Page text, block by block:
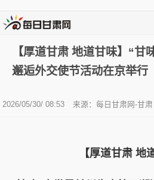
【厚道甘肃 地道甘味】“甘
邂逅外交使节活动在京举行
2026/05/30/ 08:53 来源：每日甘肃网-甘肃
【厚道甘肃 地